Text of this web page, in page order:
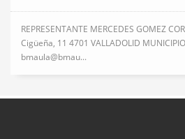
REPRESENTANTE MERCEDES GOMEZ
Cigüeña, 11 4701 VALLADOLID
bmaula@bmau...